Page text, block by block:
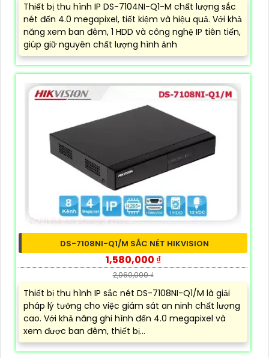
Thiết bị thu hình IP DS-7104NI-Q1-M chất lượng sắc
nét đến 4.0 megapixel, tiết kiệm và hiệu quả. Với khả
năng xem ban đêm, 1 HDD và công nghệ IP tiên tiến,
giúp giữ nguyên chất lượng hình ảnh
DS-7108NI-Q1/M SẮC NÉT HIKVISION
1,580,000 ₫
2,060,000 ₫
Thiết bị thu hình IP sắc nét DS-7108NI-Q1/M là giải
pháp lý tưởng cho việc giám sát an ninh chất lượng
cao. Với khả năng ghi hình đến 4.0 megapixel và
xem được ban đêm, thiết bị...